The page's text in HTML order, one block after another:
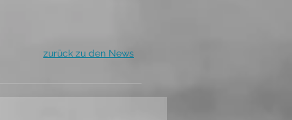
zurück zu den News